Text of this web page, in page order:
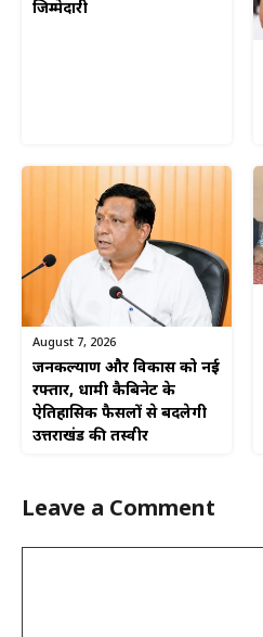
जिम्मेदारी
August 7, 2026
जनकल्याण और विकास को नई
रफ्तार, धामी कैबिनेट के
ऐतिहासिक फैसलों से बदलेगी
उत्तराखंड की तस्वीर
Leave a Comment